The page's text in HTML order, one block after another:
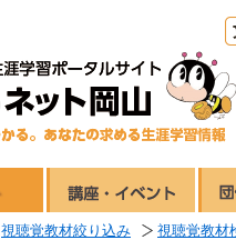
視聴覚教材絞り込み 視聴覚教材